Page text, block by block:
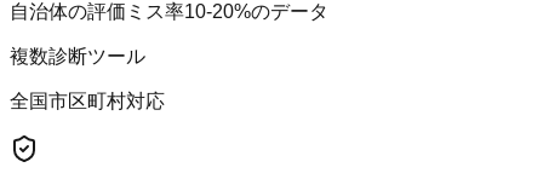
自治体の評価ミス率10-20%のデータ
複数診断ツール
全国市区町村対応